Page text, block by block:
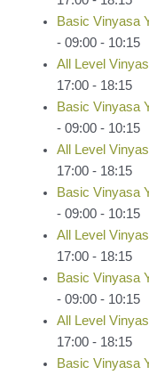
Basic Vinyasa
- 09:00 - 10:15
All Level
17:00 - 18:15
Basic Vinyasa
- 09:00 - 10:15
All Level
17:00 - 18:15
Basic Vinyasa
- 09:00 - 10:15
All Level
17:00 - 18:15
Basic Vinyasa
- 09:00 - 10:15
All Level
17:00 - 18:15
Basic Vinyasa